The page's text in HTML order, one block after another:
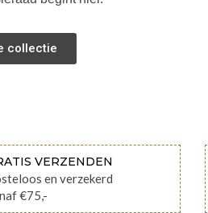
collectie
VERZENDEN
en verzekerd
€75,-